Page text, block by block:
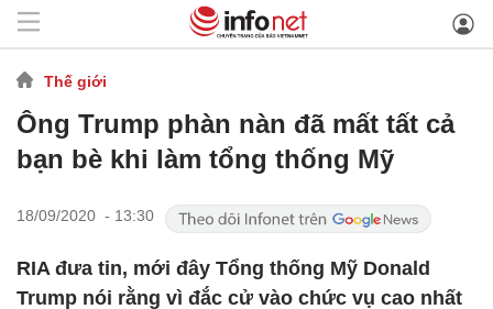
Thế giới
Ông Trump phàn nàn đã mất tất cả
bạn bè khi làm tổng thống Mỹ
18/09/2020 - 13:30
RIA đưa tin, mới đây Tổng thống Mỹ Donald
Trump nói rằng vì đắc cử vào chức vụ cao nhất